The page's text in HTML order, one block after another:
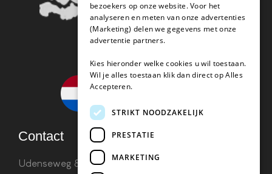
Contact
Udenseweg 8B 5405 PA Udeninfo(@)koffie-
bezoekers op onze website. Voor het
analyseren en meten van onze advertenties
(Marketing) delen we gegevens met onze
advertentie partners.
Kies hieronder welke cookies u wil toestaan.
Wil je alles toestaan klik dan direct op Alles
Accepteren.
STRIKT NOODZAKELIJK
PRESTATIE
MARKETING